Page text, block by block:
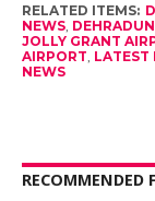
RELATED ITEMS:
NEWS,
JOLLY GRANT
AIRPORT LATEST
NEWS
RECOMMENDED